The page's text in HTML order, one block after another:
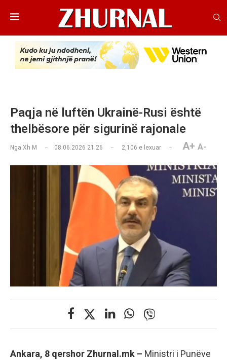
Paqja në luftën Ukrainë-Rusi është
thelbësore për sigurinë rajonale
Nga Xh M 08.06.2026 21:26 2,106 e lexuar A+ A-
Ankara, 8 qershor Zhurnal.mk – Ministri i Punëve